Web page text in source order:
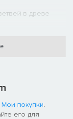
в древе
Мои покупки.
его для